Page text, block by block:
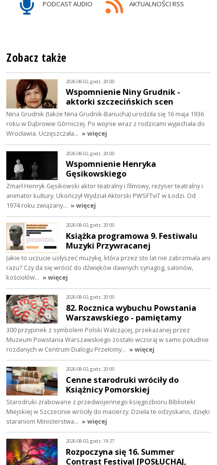
PODCAST AUDIO AKTUALNOŚCI RSS
Zobacz także
2026-08-02, godz. 20:00
Wspomnienie Niny Grudnik -
aktorki szczecińskich scen
Nina Grudnik (także Nina Grudnik-Banucha) urodziła się 16 maja 1936
roku w Dąbrowie Górniczej. Po wojnie wraz z rodzicami wyjechała do
Wrocławia. Uczęszczała… » więcej
2026-08-02, godz. 20:00
Wspomnienie Henryka
Gęsikowskiego
Zmarł Henryk Gęsikowski aktor teatralny i filmowy, reżyser teatralny i
animator kultury. Ukończył Wydział Aktorski PWSFTviT w Łodzi. Od
1974 roku związany… » więcej
2026-08-02, godz. 20:00
Książka programowa 9. Festiwalu
Muzyki Przywracanej
Jakie to uczucie usłyszeć muzykę, która przez sto lat nie zabrzmiała ani
razu? Czy da się wrócić do dźwięków dawnych synagog, salonów,
kościołów… » więcej
2026-08-02, godz. 20:00
82. Rocznica wybuchu Powstania
Warszawskiego - pamiętamy
300 przypinek z symbolem Polski Walczącej, przekazanej przez
Muzeum Powstania Warszawskiego zostało wczoraj w samo południe
rozdanych w Centrum Dialogu Przełomy… » więcej
2026-08-02, godz. 20:00
Cenne starodruki wróciły do
Książnicy Pomorskiej
Starodruki zrabowane z przedwojennego księgozbioru Biblioteki
Miejskiej w Szczecinie wróciły do macierzy. Dzieła te odzyskano, dzięki
staraniom Ministerstwa… » więcej
2026-08-02, godz. 19:27
Rozpoczyna się 16. Summer
Contrast Festival [POSŁUCHAJ,